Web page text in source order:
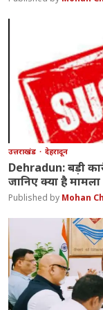
उत्तराखंड देहरादून
Dehradun: बड़ी
जानिए क्या है मामला
Mohan